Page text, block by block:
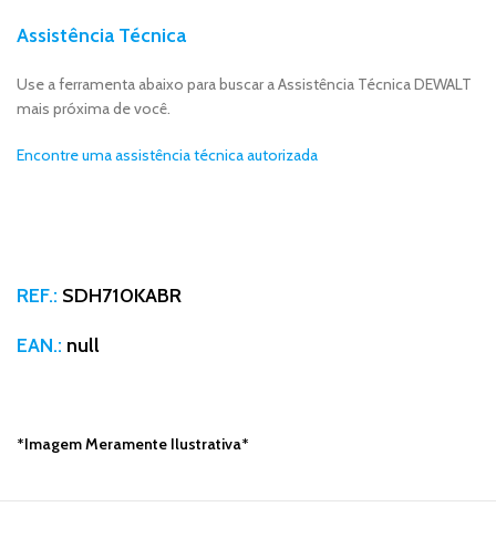
Assistência Técnica
Use a ferramenta abaixo para buscar a Assistência Técnica DEWALT
mais próxima de você.
Encontre uma assistência técnica autorizada
REF.: SDH710KABR
EAN.: null
*Imagem Meramente Ilustrativa*